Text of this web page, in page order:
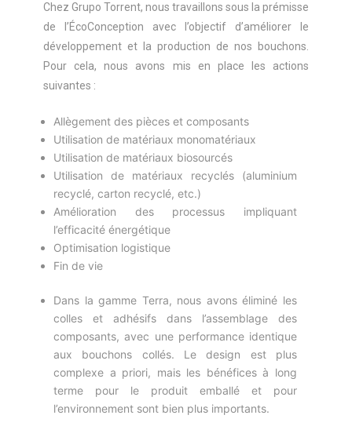
Chez Grupo Torrent, nous travaillons sous la prémisse
de l’ÉcoConception avec l’objectif d’améliorer le
développement et la production de nos bouchons.
Pour cela, nous avons mis en place les actions
suivantes :
Allègement des pièces et composants
Utilisation de matériaux monomatériaux
Utilisation de matériaux biosourcés
Utilisation de matériaux recyclés (aluminium
recyclé, carton recyclé, etc.)
Amélioration des processus impliquant
l’efficacité énergétique
Optimisation logistique
Fin de vie
Dans la gamme Terra, nous avons éliminé les
colles et adhésifs dans l’assemblage des
composants, avec une performance identique
aux bouchons collés. Le design est plus
complexe a priori, mais les bénéfices à long
terme pour le produit emballé et pour
l’environnement sont bien plus importants.